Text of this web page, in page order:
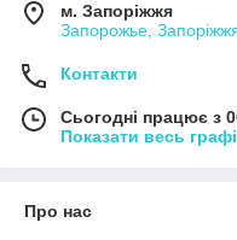
м. Запоріжжя
Запорожье,
Контакти
Сьогодні працює з
Показати весь
Про нас